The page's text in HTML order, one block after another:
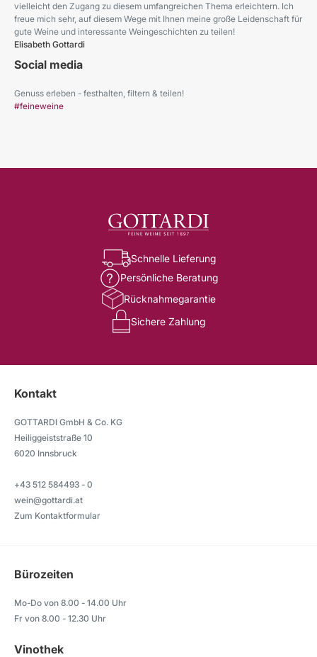
vielleicht den Zugang zu diesem umfangreichen Thema erleichtern. Ich
freue mich sehr, auf diesem Wege mit Ihnen meine große Leidenschaft für
gute Weine und interessante Weingeschichten zu teilen!
Elisabeth Gottardi
Social media
Genuss erleben - festhalten, filtern & teilen!
#feineweine
Schnelle Lieferung
Persönliche Beratung
Rücknahmegarantie
Sichere Zahlung
Kontakt
GOTTARDI GmbH & Co. KG
Heiliggeiststraße 10
6020 Innsbruck
+43 512 584493 - 0
wein@gottardi.at
Zum Kontaktformular
Bürozeiten
Mo-Do von 8.00 - 14.00 Uhr
Fr von 8.00 - 12.30 Uhr
Vinothek